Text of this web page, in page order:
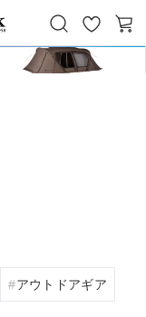
お
気
カ
アウトドアギア